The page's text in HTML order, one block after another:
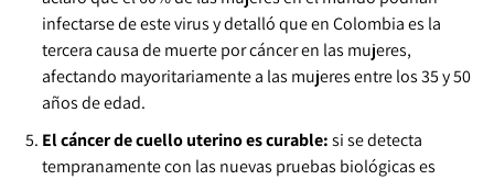
infectarse de este virus y detalló que en Colombia es la
tercera causa de muerte por cáncer en las mujeres,
afectando mayoritariamente a las mujeres entre los 35 y 50
años de edad.
El cáncer de cuello uterino es curable:si se detecta
tempranamente con las nuevas pruebas biológicas es